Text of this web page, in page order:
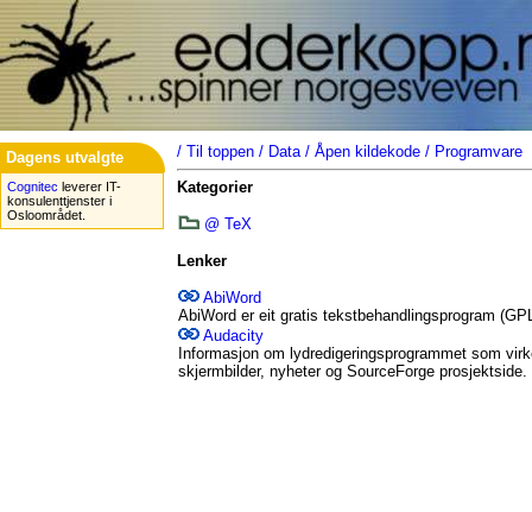
Dagens utvalgte
Cognitec leverer IT-
konsulenttjenster i
Osloområdet.
/ Til toppen / Data/ Åpen kildekode / Programvare
Kategorier
@ TeX
Lenker
AbiWord
AbiWord er eit gratis tekstbehandlingsprogram
Audacity
Informasjon om lydredigeringsprogrammet som
skjermbilder, nyheter og SourceForge prosjektside.